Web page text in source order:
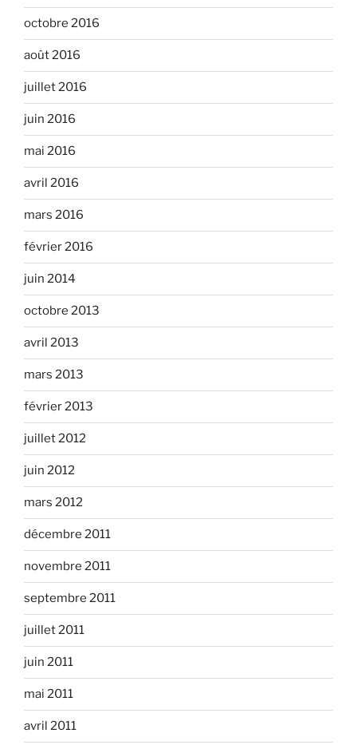
octobre 2016
août 2016
juillet 2016
juin 2016
mai 2016
avril 2016
mars 2016
février 2016
juin 2014
octobre 2013
avril 2013
mars 2013
février 2013
juillet 2012
juin 2012
mars 2012
décembre 2011
novembre 2011
septembre 2011
juillet 2011
juin 2011
mai 2011
avril 2011